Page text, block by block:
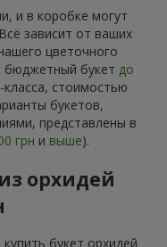
и в коробке могут
зависит от ваших
цветочного
бюджетный букет до
стоимостью
букетов,
представлены в
грн и выше).
орхидей
букет орхидей